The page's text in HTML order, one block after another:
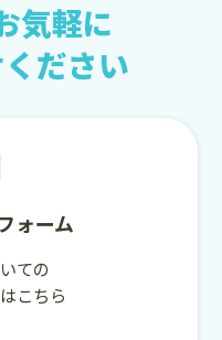
気軽に
ださい
ォーム
ての
こちら